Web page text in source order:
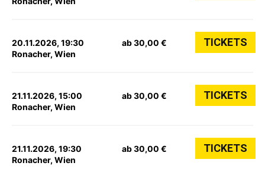
20.11.2026, 19:30
Ronacher, Wien
ab 30,00 € TICKETS
21.11.2026, 15:00
Ronacher, Wien
ab 30,00 € TICKETS
21.11.2026, 19:30
Ronacher, Wien
ab 30,00 € TICKETS